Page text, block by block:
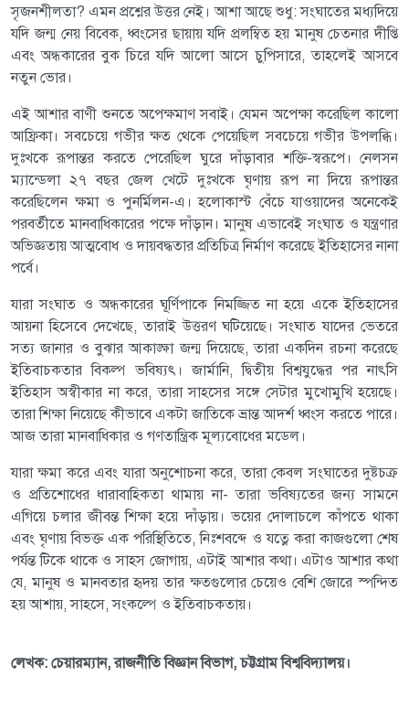
সৃজনশীলতা? এমন প্রশ্নের উত্তর নেই। আশা আছে শুধু: সংঘাতের মধ্যদিয়ে
যদি জন্ম নেয় বিবেক, ধ্বংসের ছায়ায় যদি প্রলম্বিত হয় মানুষ চেতনার দীপ্তি
এবং অন্ধকারের বুক চিরে যদি আলো আসে চুপিসারে, তাহলেই আসবে
নতুন ভোর।
এই আশার বাণী শুনতে অপেক্ষমাণ সবাই। যেমন অপেক্ষা করেছিল কালো
আফ্রিকা। সবচেয়ে গভীর ক্ষত থেকে পেয়েছিল সবচেয়ে গভীর উপলব্ধি।
দুঃখকে রূপান্তর করতে পেরেছিল ঘুরে দাঁড়াবার শক্তি-স্বরূপে। নেলসন
ম্যান্ডেলা ২৭ বছর জেল খেটে দুঃখকে ঘৃণায় রূপ না দিয়ে রূপান্তর
করেছিলেন ক্ষমা ও পুনর্মিলন-এ। হলোকাস্ট বেঁচে যাওয়াদের অনেকেই
পরবর্তীতে মানবাধিকারের পক্ষে দাঁড়ান। মানুষ এভাবেই সংঘাত ও যন্ত্রণার
অভিজ্ঞতায় আত্মবোধ ও দায়বদ্ধতার প্রতিচিত্র নির্মাণ করেছে ইতিহাসের নানা
পর্বে।
যারা সংঘাত ও অন্ধকারের ঘূর্ণিপাকে নিমজ্জিত না হয়ে একে ইতিহাসের
আয়না হিসেবে দেখেছে, তারাই উত্তরণ ঘটিয়েছে। সংঘাত যাদের ভেতরে
সত্য জানার ও বুঝার আকাঙ্ক্ষা জন্ম দিয়েছে, তারা একদিন রচনা করেছে
ইতিবাচকতার বিকল্প ভবিষ্যৎ। জার্মানি, দ্বিতীয় বিশ্বযুদ্ধের পর নাৎসি
ইতিহাস অস্বীকার না করে, তারা সাহসের সঙ্গে সেটার মুখোমুখি হয়েছে।
তারা শিক্ষা নিয়েছে কীভাবে একটা জাতিকে ভ্রান্ত আদর্শ ধ্বংস করতে পারে।
আজ তারা মানবাধিকার ও গণতান্ত্রিক মূল্যবোধের মডেল।
যারা ক্ষমা করে এবং যারা অনুশোচনা করে, তারা কেবল সংঘাতের দুষ্টচক্র
ও প্রতিশোধের ধারাবাহিকতা থামায় না- তারা ভবিষ্যতের জন্য সামনে
এগিয়ে চলার জীবন্ত শিক্ষা হয়ে দাঁড়ায়। ভয়ের দোলাচলে কাঁপতে থাকা
এবং ঘৃণায় বিভক্ত এক পরিস্থিতিতে, নিঃশবব্দে ও যত্নে করা কাজগুলো শেষ
পর্যন্ত টিকে থাকে ও সাহস জোগায়, এটাই আশার কথা। এটাও আশার কথা
যে, মানুষ ও মানবতার হৃদয় তার ক্ষতগুলোর চেয়েও বেশি জোরে স্পন্দিত
হয় আশায়, সাহসে, সংকল্পে ও ইতিবাচকতায়।
লেখক: চেয়ারম্যান, রাজনীতি বিজ্ঞান বিভাগ, চট্টগ্রাম বিশ্ববিদ্যালয়।